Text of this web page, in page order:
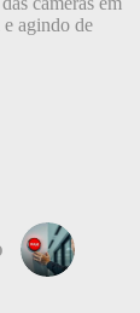
agindo de